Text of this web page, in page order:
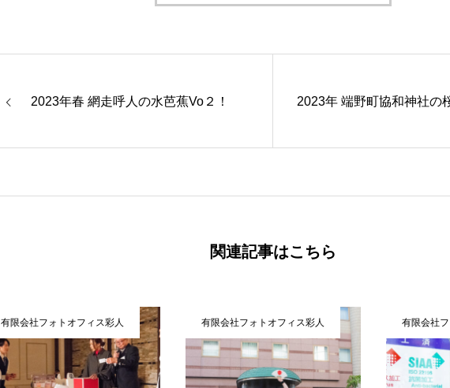
2023年春 網走呼人の水芭蕉Vo２！ 2023年 端野町協和神社の
関連記事はこちら
有限会社フォトオフィス彩人 有限会社フォトオフィス彩人 有限会社